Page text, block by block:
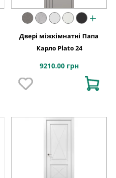
+
Двері міжкімнатні Папа
Карло Plato 24
9210.00 грн